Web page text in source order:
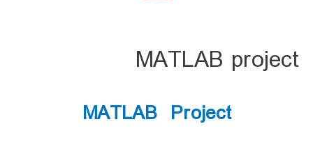
MATLAB project
MATLAB Project